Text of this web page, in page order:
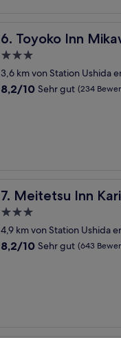
6. Toyoko Inn
Toyoko Inn Mikawa
3.0-
Sterne-
Unterkunft
3,6 km von Station Ushida
8.2
8,2/10 Sehr gut (234
7. Meitetsu Inn
Meitetsu Inn Kariya
3.0-
Sterne-
Unterkunft
4,9 km von Station Ushida
8.2
8,2/10 Sehr gut (643